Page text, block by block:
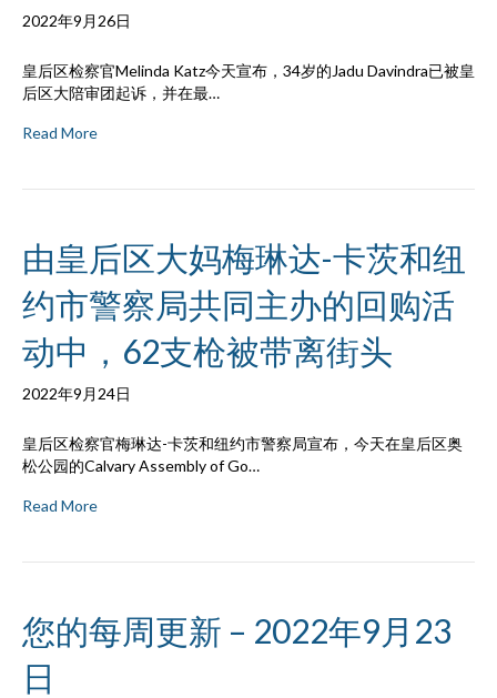
2022年9月26日
皇后区检察官Melinda Katz今天宣布，34岁的Jadu Davindra已被皇
后区大陪审团起诉，并在最…
Read More
由皇后区大妈梅琳达-卡茨和纽
约市警察局共同主办的回购活
动中，62支枪被带离街头
2022年9月24日
皇后区检察官梅琳达-卡茨和纽约市警察局宣布，今天在皇后区奥
松公园的Calvary Assembly of Go…
Read More
您的每周更新 – 2022年9月23
日